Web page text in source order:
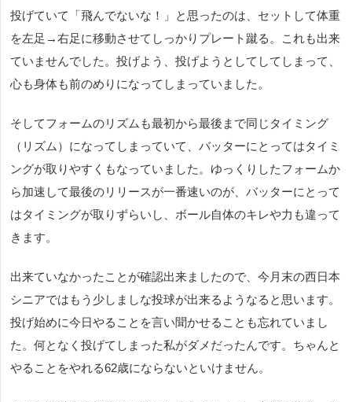
投げていて「飛んでないな！」と思ったのは、セットして体重
を左足→右足に移動させてしっかりプレート蹴る。これも出来
ていませんでした。投げよう、投げようとしてしてしまって、
心も身体も前のめりになってしまっていました。
そしてフォームのリズムも最初から最後まで同じタイミング
（リズム）になってしまっていて、バッターにとってはタイミ
ングが取りやすくもなっていました。ゆっくりしたフォームか
ら加速して最後のリリースが一番速いのが、バッターにとって
はタイミングが取りずらいし、ボール自体のキレや力も違って
きます。
出来ていなかったことが確認出来ましたので、今月末の西日本
シニアではもう少しましな投球が出来るようなると思います。
投げ始めに今日やることを言い聞かせることも忘れていまし
た。何となく投げてしまった私がダメだったんです。ちゃんと
やることをやれる62歳にならないといけません。